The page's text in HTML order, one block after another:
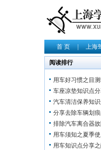
首 页|上海
阅读排行
用车好习惯之目
车座凉垫知识点
汽车清洁保养知
分享去除车辆划
排除汽车离合器
用车须知之夏季
用车知识点分享